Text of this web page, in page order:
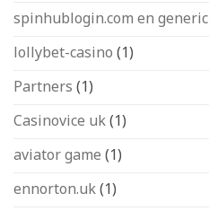
spinhublogin.com en generic
lollybet-casino (1)
Partners (1)
Casinovice uk(1)
aviator game (1)
ennorton.uk(1)